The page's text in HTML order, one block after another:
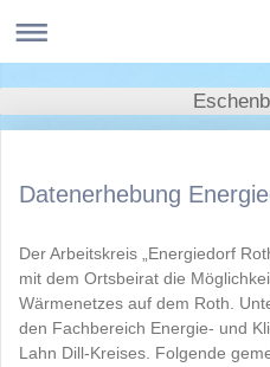
Datenerhebung
Der Arbeitskreis „Energiedorf
mit dem Ortsbeirat die
Wärmenetzes auf dem Roth.
den Fachbereich Energie- und
Lahn Dill-Kreises. Folgende